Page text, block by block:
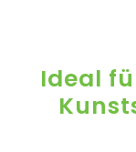
Ideal